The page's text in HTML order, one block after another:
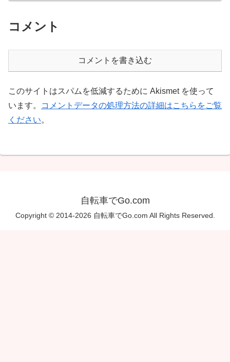
コメント
コメントを書き込む
このサイトはスパムを低減するために Akismet を使って
います。
コメントデータの処理方法の詳細はこちらをご覧
ください。
自転車でGo.com
Copyright © 2014-2026 自転車でGo.com All Rights Reserved.